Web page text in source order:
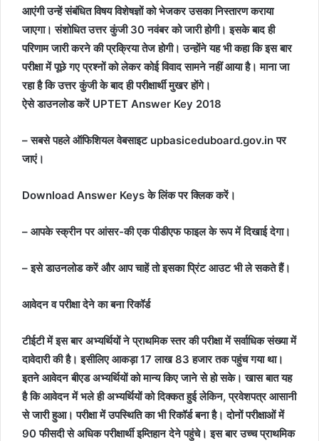
आएंगी उन्हें संबंधित विषय विशेषज्ञों को भेजकर उसका निस्तारण कराया
जाएगा। संशोधित उत्तर कुंजी 30 नवंबर को जारी होगी। इसके बाद ही
परिणाम जारी करने की प्रक्रिया तेज होगी। उन्होंने यह भी कहा कि इस बार
परीक्षा में पूछे गए प्रश्नों को लेकर कोई विवाद सामने नहीं आया है। माना जा
रहा है कि उत्तर कुंजी के बाद ही परीक्षार्थी मुखर होंगे।
ऐसे डाउनलोड करें UPTET Answer Key 2018
– सबसे पहले ऑफिशियल वेबसाइट upbasiceduboard.gov.in पर
जाएं।
Download Answer Keys के लिंक पर क्लिक करें।
– आपके स्क्रीन पर आंसर-की एक पीडीएफ फाइल के रूप में दिखाई देगा।
– इसे डाउनलोड करें और आप चाहें तो इसका प्रिंट आउट भी ले सकते हैं।
आवेदन व परीक्षा देने का बना रिकॉर्ड
टीईटी में इस बार अभ्यर्थियों ने प्राथमिक स्तर की परीक्षा में सर्वाधिक संख्या में
दावेदारी की है। इसीलिए आकड़ा 17 लाख 83 हजार तक पहुंच गया था।
इतने आवेदन बीएड अभ्यर्थियों को मान्य किए जाने से हो सके। खास बात यह
है कि आवेदन में भले ही अभ्यर्थियों को दिक्कत हुई लेकिन, प्रवेशपत्र आसानी
से जारी हुआ। परीक्षा में उपस्थिति का भी रिकॉर्ड बना है। दोनों परीक्षाओं में
90 फीसदी से अधिक परीक्षार्थी इम्तिहान देने पहुंचे। इस बार उच्च प्राथमिक